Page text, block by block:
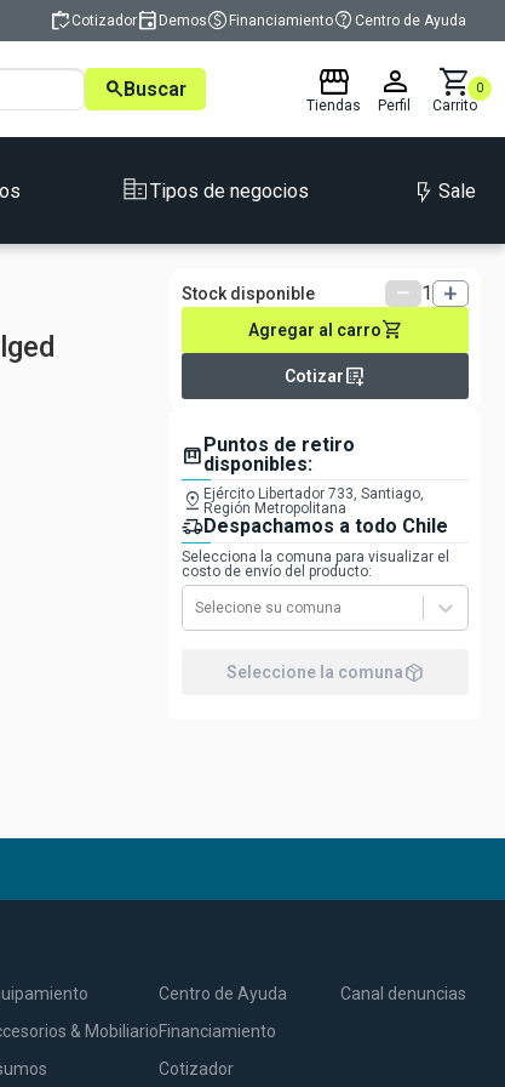
inventoryCotizadorevent Demosmonetization_on Financiamientocontact_support Centro de Ayuda
searchBuscar storefront
Tiendas
person
Perfil
shopping_cart
Carrito
0
Tipos de negocios Sale
Stock disponible remove 1 add
Agregar al carroshopping_cart
Cotizarlist_alt_add
boxPuntos de retiro
disponibles:
pin_dropEjército Libertador 733, Santiago,
Región Metropolitana
delivery_truck_speedDespachamos a todo Chile
Selecciona la comuna para visualizar el
costo de envío del producto:
Selecione su comuna
Seleccione la comunapackage_2
& Mobiliario
Centro de Ayuda
Financiamiento
Cotizador
Canal denuncias